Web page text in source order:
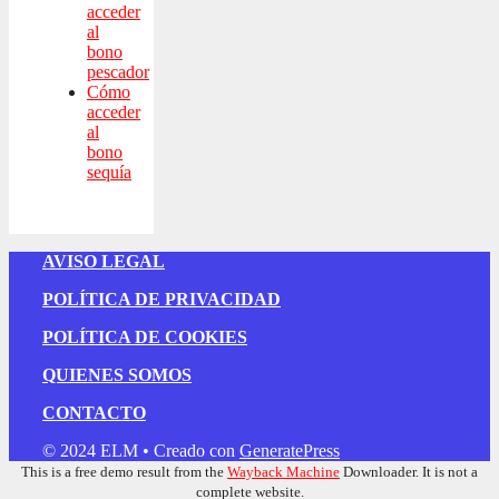
acceder
al
bono
pescador
Cómo
acceder
al
bono
sequía
AVISO LEGAL
POLÍTICA DE PRIVACIDAD
POLÍTICA DE COOKIES
QUIENES SOMOS
CONTACTO
© 2024 ELM • Creado con GeneratePress
This is a free demo result from the Wayback Machine Downloader. It is not a
complete website.